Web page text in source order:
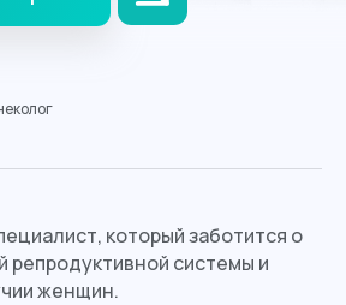
который заботится о
репродуктивной системы и
женщин.